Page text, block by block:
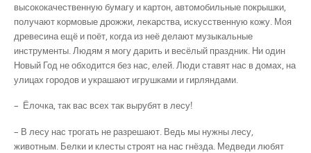
высококачественную бумагу и картон, автомобильные покрышки,
получают кормовые дрожжи, лекарства, искусственную кожу. Моя
древесина ещё и поёт, когда из неё делают музыкальные
инструменты. Людям я могу дарить и весёлый праздник. Ни один
Новый Год не обходится без нас, елей. Люди ставят нас в домах, на
улицах городов и украшают игрушками и гирляндами.
– Ёлочка, так вас всех так вырубят в лесу!
– В лесу нас трогать не разрешают. Ведь мы нужны лесу,
животным. Белки и клесты строят на нас гнёзда. Медведи любят